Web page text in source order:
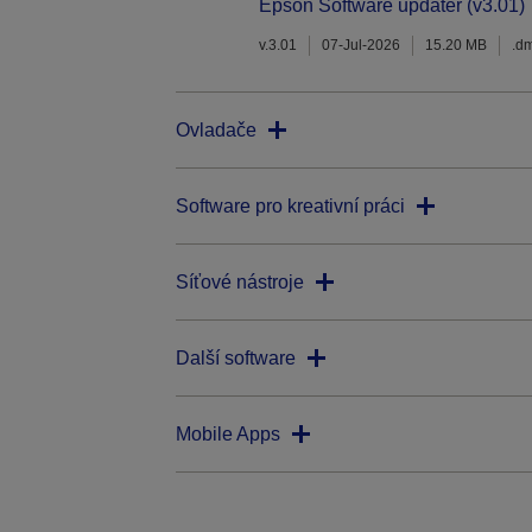
Epson Software updater (v3.01)
v.3.01 07-Jul-2026 15.20 MB
Ovladače
Software pro kreativní práci
Síťové nástroje
Další software
Mobile Apps